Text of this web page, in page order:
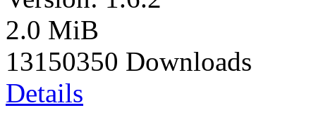
2.0 MiB
13150350 Downloads
Details